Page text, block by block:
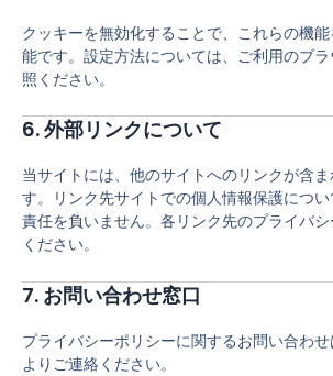
クッキーを無効化することで、これらの機
能です。設定方法については、ご利用のブ
照ください。
6.外部リンクについて
当サイトには、他のサイトへのリンクが含
す。リンク先サイトでの個人情報保護につ
責任を負いません。各リンク先のプライバ
ください。
7. お問い合わせ窓口
プライバシーポリシーに関するお問い合わ
よりご連絡ください。